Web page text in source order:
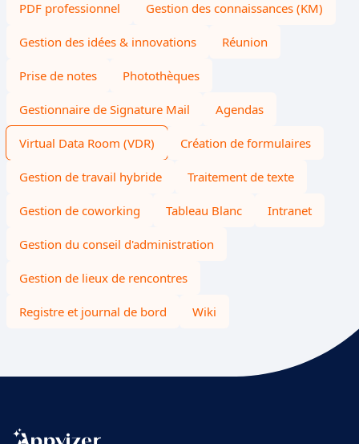
PDF professionnel Gestion des connaissances (KM)
Gestion des idées & innovations Réunion
Prise de notes Photothèques
Gestionnaire de Signature Mail Agendas
Virtual Data Room (VDR) Création de formulaires
Gestion de travail hybride Traitement de texte
Gestion de coworking Tableau Blanc Intranet
Gestion du conseil d'administration
Gestion de lieux de rencontres
Registre et journal de bord Wiki